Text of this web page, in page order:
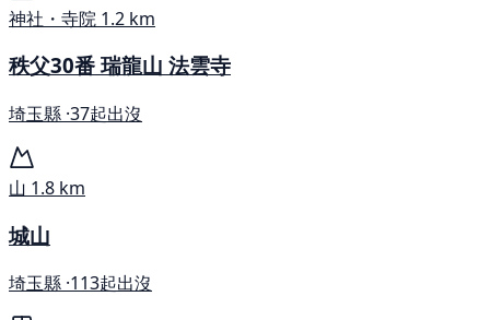
神社・寺院 1.2 km
秩父30番 瑞龍山 法雲寺
埼玉縣 ·37起出沒
山 1.8 km
城山
埼玉縣 ·113起出沒